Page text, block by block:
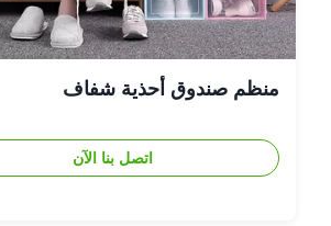
منظم صندوق أحذية شفاف
اتصل بنا الآن